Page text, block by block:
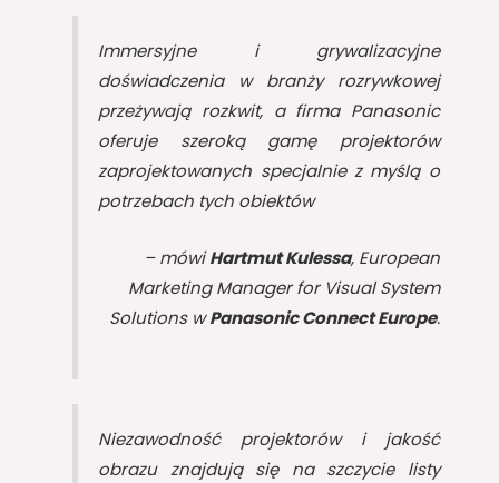
Immersyjne i grywalizacyjne
doświadczenia w branży rozrywkowej
przeżywają rozkwit, a firma Panasonic
oferuje szeroką gamę projektorów
zaprojektowanych specjalnie z myślą o
potrzebach tych obiektów
– mówiHartmut Kulessa, European
Marketing Manager for Visual System
Solutions wPanasonic Connect Europe.
Niezawodność projektorów i jakość
obrazu znajdują się na szczycie listy